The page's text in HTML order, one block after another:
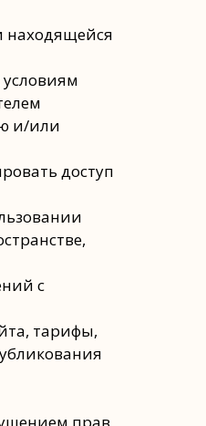
находящейся
и/или
доступ
с
тарифы,